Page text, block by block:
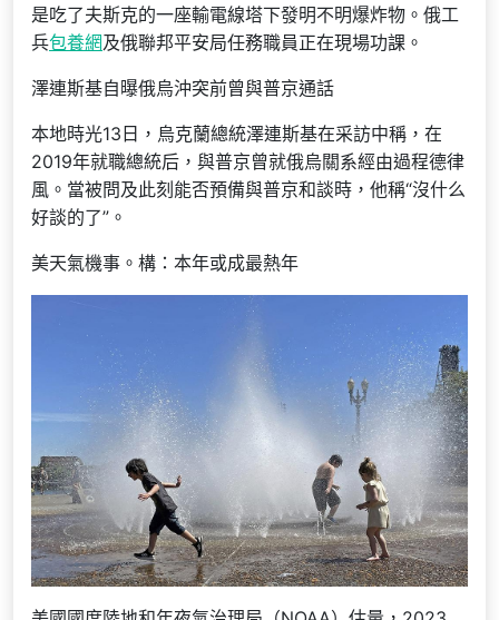
是吃了夫斯克的一座輸電線塔下發明不明爆炸物。俄工
兵包養網及俄聯邦平安局任務職員正在現場功課。
澤連斯基自曝俄烏沖突前曾與普京通話
本地時光13日，烏克蘭總統澤連斯基在采訪中稱，在
2019年就職總統后，與普京曾就俄烏關系經由過程德律
風。當被問及此刻能否預備與普京和談時，他稱“沒什么
好談的了”。
美天氣機事。構：本年或成最熱年